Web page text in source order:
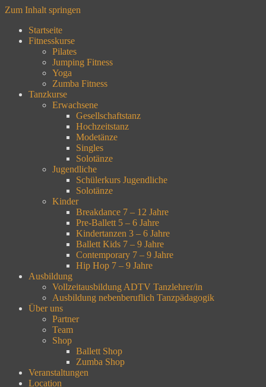
Zum Inhalt springen
Startseite
Fitnesskurse
Pilates
Jumping Fitness
Yoga
Zumba Fitness
Tanzkurse
Erwachsene
Gesellschaftstanz
Hochzeitstanz
Modetänze
Singles
Solotänze
Jugendliche
Schülerkurs Jugendliche
Solotänze
Kinder
Breakdance 7 – 12 Jahre
Pre-Ballett 5 – 6 Jahre
Kindertanzen 3 – 6 Jahre
Ballett Kids 7 – 9 Jahre
Contemporary 7 – 9 Jahre
Hip Hop 7 – 9 Jahre
Ausbildung
Vollzeitausbildung ADTV Tanzlehrer/in
Ausbildung nebenberuflich Tanzpädagogik
Über uns
Partner
Team
Shop
Ballett Shop
Zumba Shop
Veranstaltungen
Location